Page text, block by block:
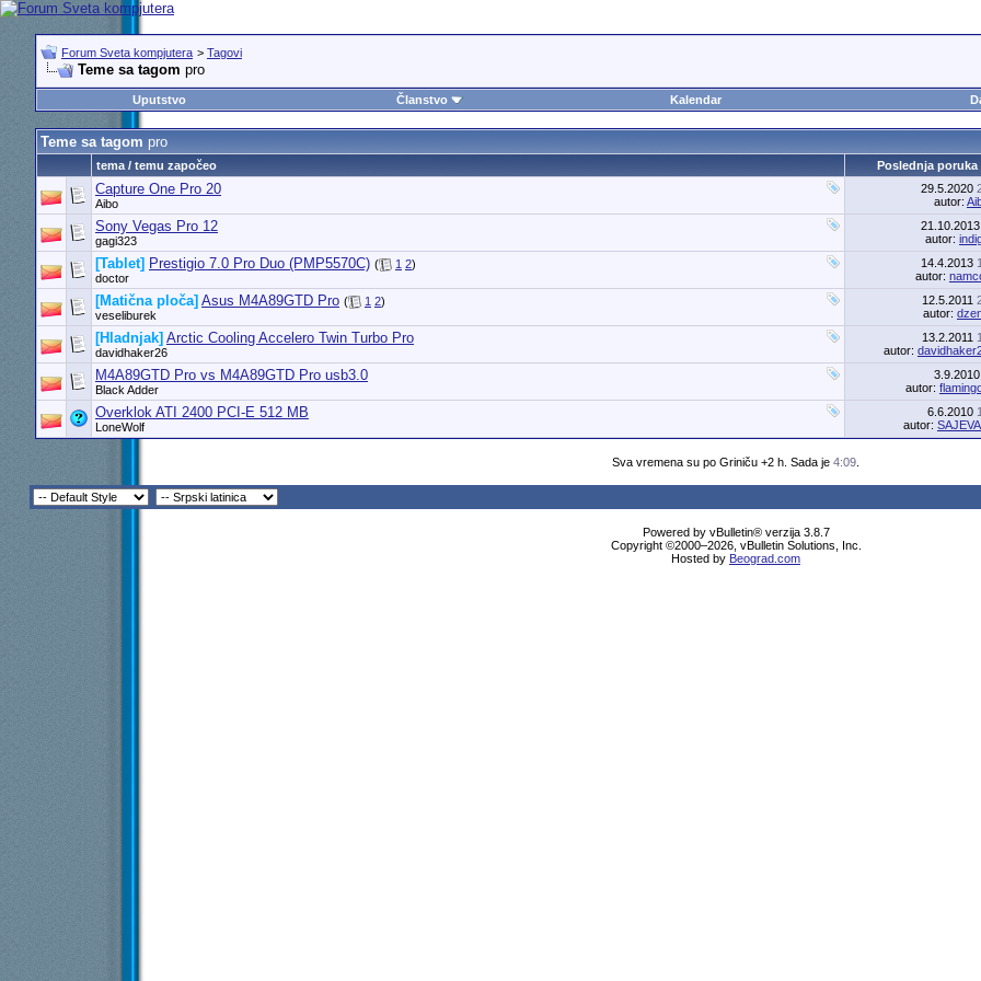
Forum Sveta kompjutera > Tagovi
Teme sa tagom pro
Uputstvo
Članstvo Kalendar
Teme sa tagom pro
tema / temu započeo Poslednja poruka
Capture One Pro 20
Aibo
29.5.2020
autor:
Sony Vegas Pro 12
gagi323
21.10.2013
autor:
[Tablet] Prestigio 7.0 Pro Duo (PMP5570C) ( 1 2)
doctor
14.4.2013
autor:
[Matična ploča] Asus M4A89GTD Pro ( 1 2)
veseliburek
12.5.2011
autor:
[Hladnjak] Arctic Cooling Accelero Twin Turbo Pro
davidhaker26
13.2.2011
autor:
M4A89GTD Pro vs M4A89GTD Pro usb3.0
Black Adder
3.9.2010
autor:
Overklok ATI 2400 PCI-E 512 MB
LoneWolf
6.6.2010
autor:
Sva vremena su po Griniču +2 h. Sada je 4:09.
Powered by vBulletin® verzija 3.8.7
Copyright ©2000–2026, vBulletin Solutions, Inc.
Hosted by Beograd.com